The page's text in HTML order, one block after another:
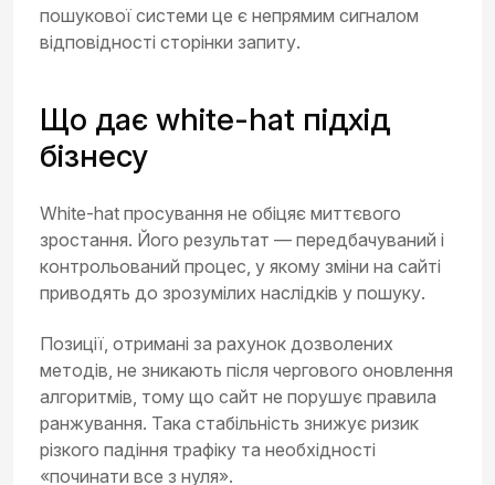
пошукової системи це є непрямим сигналом
відповідності сторінки запиту.
Що дає white-hat підхід
бізнесу
White-hat просування не обіцяє миттєвого
зростання. Його результат — передбачуваний і
контрольований процес, у якому зміни на сайті
приводять до зрозумілих наслідків у пошуку.
Позиції, отримані за рахунок дозволених
методів, не зникають після чергового оновлення
алгоритмів, тому що сайт не порушує правила
ранжування. Така стабільність знижує ризик
різкого падіння трафіку та необхідності
«починати все з нуля».